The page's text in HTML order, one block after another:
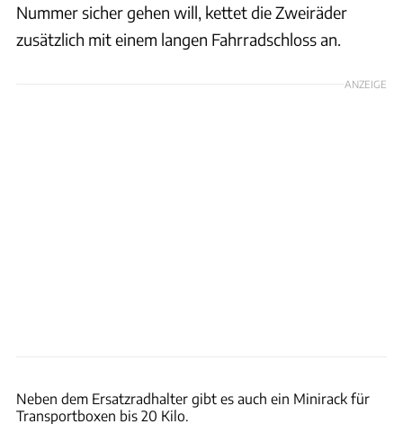
Nummer sicher gehen will, kettet die Zweiräder
zusätzlich mit einem langen Fahrradschloss an.
ANZEIGE
Neben dem Ersatzradhalter gibt es auch ein Minirack für
Transportboxen bis 20 Kilo.